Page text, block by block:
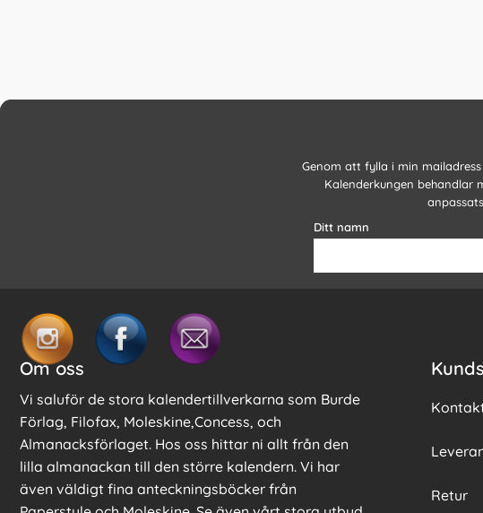
Genom att fylla i min
Kalenderkungen behandlar
Ditt namn
Om oss
Vi saluför de stora kalendertillverkarna som Burde
Förlag, Filofax, Moleskine,Concess, och
Almanacksförlaget. Hos oss hittar ni allt från den
lilla almanackan till den större kalendern. Vi har
även väldigt fina anteckningsböcker från
Retur